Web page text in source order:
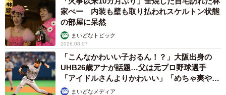
動画を投稿したママ（ ＠shiba_mugista
した。
ーーゆーちゃんは、初めてのお散歩を楽しんでいました
か？
家ぺー 内装も壁も取り払われスケルトン状態
の部屋に呆然
まいどなトピック
2026.08.07
「こんなかわいい子おるん！？」大阪出身の
UHB26歳アナが話題…父は元プロ野球選手
「アイドルさんよりかわいい」「めちゃ爽や
か」まいどなメディア